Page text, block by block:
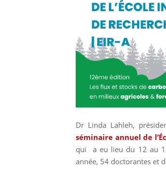
Dr Linda Lahleh,
séminaire annuel de
qui a eu lieu du 12 au
année, 54 doctorantes et